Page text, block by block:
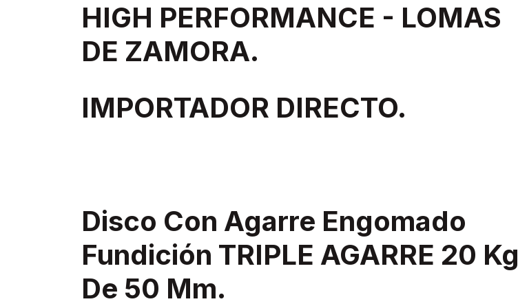
HIGH PERFORMANCE - LOMAS
DE ZAMORA.
IMPORTADOR DIRECTO.
Disco Con Agarre Engomado
Fundición TRIPLE AGARRE 20 Kg
De 50 Mm.